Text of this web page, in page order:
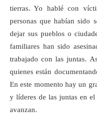
tierras. Yo hablé con
personas que habían sido
dejar sus pueblos o
familiares han sido
trabajado con las juntas.
quienes están
En este momento hay un
y líderes de las juntas en
avanzan.